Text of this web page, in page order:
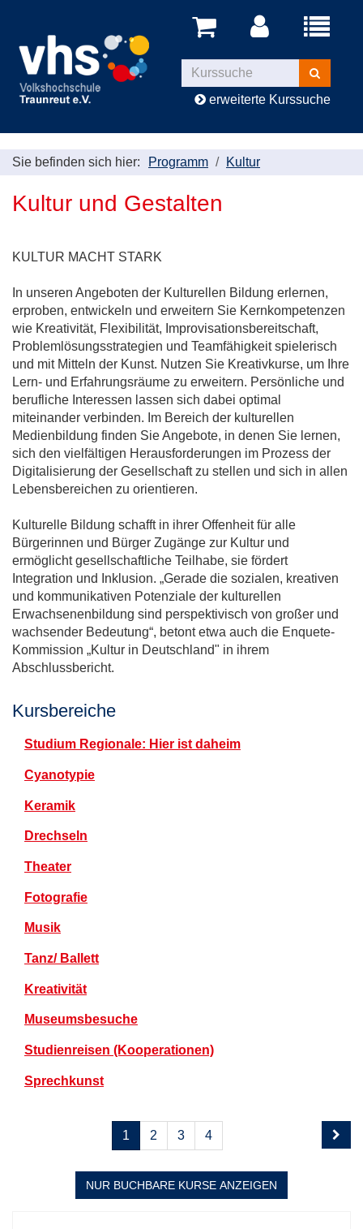
Menü
Kurse
suchen
erweiterte Kurssuche
Sie befinden sich hier: Programm Kultur
Kultur und Gestalten
KULTUR MACHT STARK
In unseren Angeboten der Kulturellen Bildung erlernen,
erproben, entwickeln und erweitern Sie Kernkompetenzen
wie Kreativität, Flexibilität, Improvisationsbereitschaft,
Problemlösungsstrategien und Teamfähigkeit spielerisch
und mit Mitteln der Kunst. Nutzen Sie Kreativkurse, um Ihre
Lern- und Erfahrungsräume zu erweitern. Persönliche und
berufliche Interessen lassen sich dabei optimal
miteinander verbinden. Im Bereich der kulturellen
Medienbildung finden Sie Angebote, in denen Sie lernen,
sich den vielfältigen Herausforderungen im Prozess der
Digitalisierung der Gesellschaft zu stellen und sich in allen
Lebensbereichen zu orientieren.
Kulturelle Bildung schafft in ihrer Offenheit für alle
Bürgerinnen und Bürger Zugänge zur Kultur und
ermöglicht gesellschaftliche Teilhabe, sie fördert
Integration und Inklusion. „Gerade die sozialen, kreativen
und kommunikativen Potenziale der kulturellen
Erwachsenenbildung sind perspektivisch von großer und
wachsender Bedeutung“, betont etwa auch die Enquete-
Kommission „Kultur in Deutschland" in ihrem
Abschlussbericht.
Kursbereiche
Studium Regionale: Hier ist daheim
Cyanotypie
Keramik
Drechseln
Theater
Fotografie
Musik
Tanz/ Ballett
Kreativität
Museumsbesuche
Studienreisen (Kooperationen)
Sprechkunst
Seiten
blättern
1 2 3 4
NUR BUCHBARE KURSE ANZEIGEN